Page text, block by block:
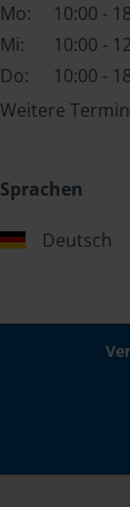
Mo:
10:00 -
Mi:
10:00 -
Do:
10:00 -
Weitere
Sprachen
Deutsch